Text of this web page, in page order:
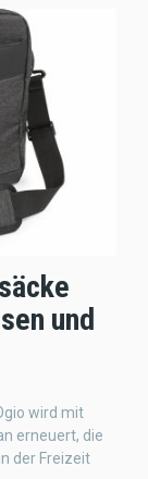
und
wird mit
erneuert, die
der Freizeit